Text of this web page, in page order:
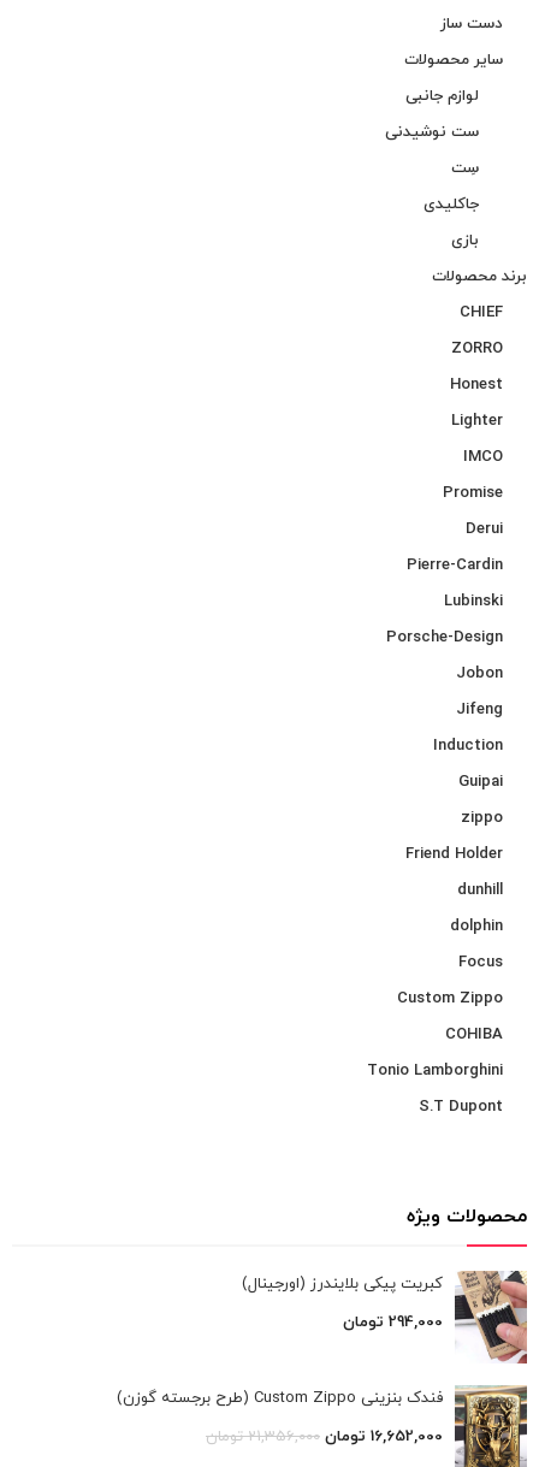
دست ساز
سایر محصولات
لوازم جانبی
ست نوشیدنی
سِت
جاکلیدی
بازی
برند محصولات
CHIEF
ZORRO
Honest
Lighter
IMCO
Promise
Derui
Pierre-Cardin
Lubinski
Porsche-Design
Jobon
Jifeng
Induction
Guipai
zippo
Friend Holder
dunhill
dolphin
Focus
Custom Zippo
COHIBA
Tonio Lamborghini
S.T Dupont
محصولات ویژه
کبریت پیکی بلایندرز (اورجینال)
294,000 تومان
فندک بنزینی Custom Zippo (طرح برجسته گوزن)
16,652,000 تومان 21,356,000 تومان